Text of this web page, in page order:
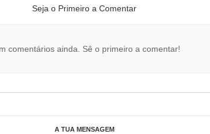
Seja o Primeiro a Comentar
comentários ainda. Sê o primeiro a comentar!
A TUA MENSAGEM